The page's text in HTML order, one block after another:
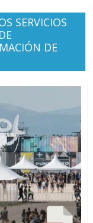
SERVICIOS
DE